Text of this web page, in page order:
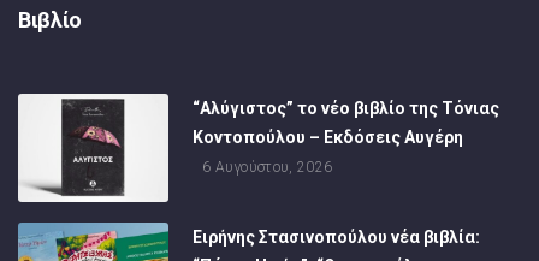
Βιβλίο
“Αλύγιστος” το νέο βιβλίο της Τόνιας
Κοντοπούλου – Εκδόσεις Αυγέρη
6 Αυγούστου, 2026
Ειρήνης Στασινοπούλου νέα βιβλία: